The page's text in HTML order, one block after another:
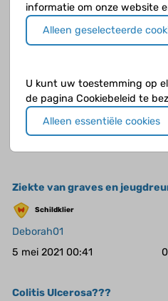
AnoukR
8 jul 2021 22:00
0
Algemeen
(Rasmussen encefalitis)
Puppylover3
Schildklier
Ziekte van graves en
Deborah01
5 mei 2021 00:41
0
Colitis Ulcerosa???
informatie om onze website
Alleen geselecteerde
U kunt uw toestemming op
de pagina Cookiebeleid te
Alleen essentiële cookies